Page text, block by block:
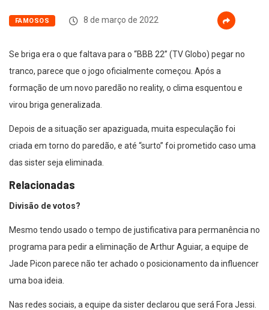
FAMOSOS 8 de março de 2022
Se briga era o que faltava para o “BBB 22” (TV Globo) pegar no
tranco, parece que o jogo oficialmente começou. Após a
formação de um novo paredão no reality, o clima esquentou e
virou briga generalizada.
Depois de a situação ser apaziguada, muita especulação foi
criada em torno do paredão, e até “surto” foi prometido caso uma
das sister seja eliminada.
Relacionadas
Divisão de votos?
Mesmo tendo usado o tempo de justificativa para permanência no
programa para pedir a eliminação de Arthur Aguiar, a equipe de
Jade Picon parece não ter achado o posicionamento da influencer
uma boa ideia.
Nas redes sociais, a equipe da sister declarou que será Fora Jessi.